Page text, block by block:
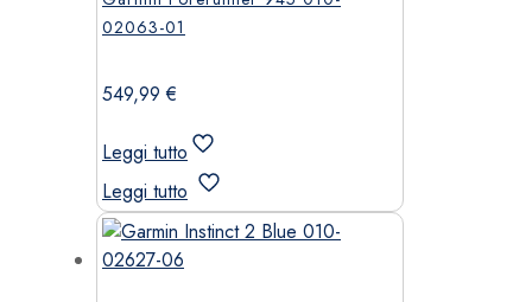
02063-01
549,99€
Leggi tutto
Leggi tutto